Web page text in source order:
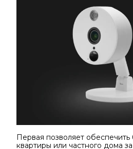
Первая позволяет обеспечить
квартиры или частного дома